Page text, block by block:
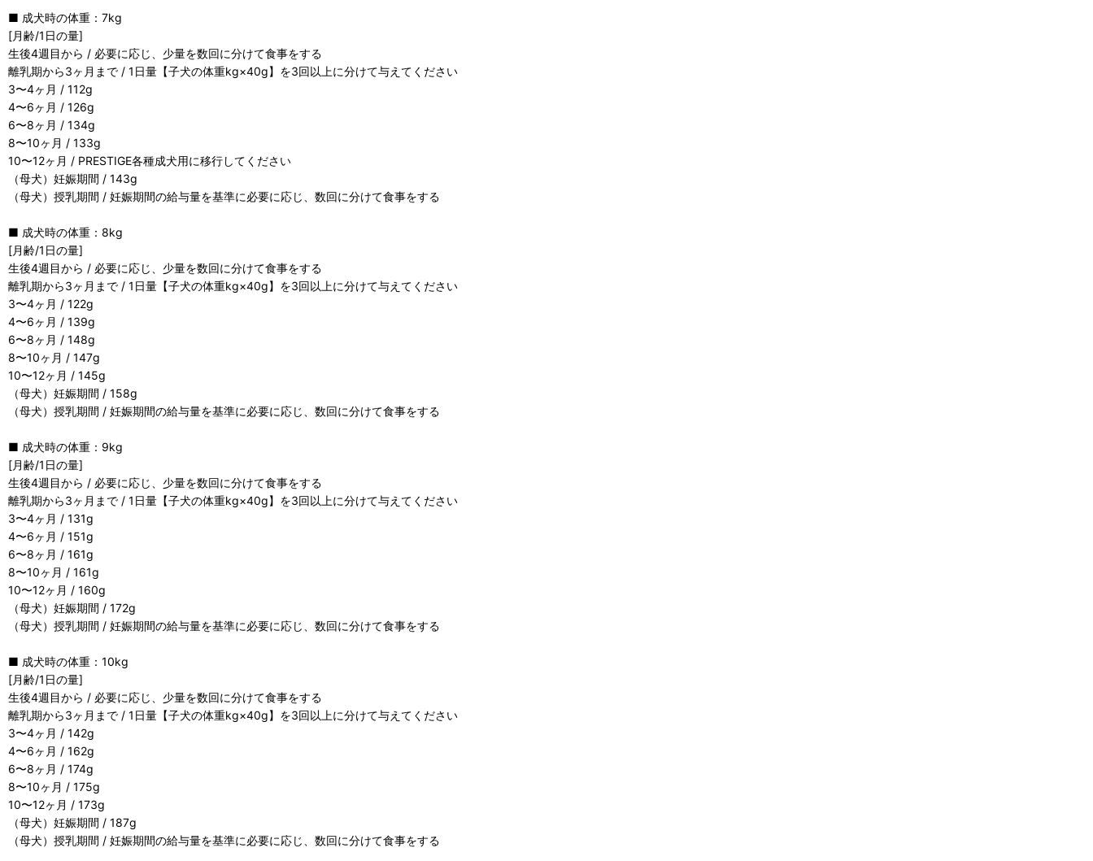
■ 成犬時の体重：7kg
[月齢/1日の量]
生後4週目から / 必要に応じ、少量を数回に分けて食事をする
離乳期から3ヶ月まで / 1日量【子犬の体重kg×40g】を3回以上に分けて与えてください
3〜4ヶ月 / 112g
4〜6ヶ月 / 126g
6〜8ヶ月 / 134g
8〜10ヶ月 / 133g
10〜12ヶ月 / PRESTIGE各種成犬用に移行してください
（母犬）妊娠期間 / 143g
（母犬）授乳期間 / 妊娠期間の給与量を基準に必要に応じ、数回に分けて食事をする
■ 成犬時の体重：8kg
[月齢/1日の量]
生後4週目から / 必要に応じ、少量を数回に分けて食事をする
離乳期から3ヶ月まで / 1日量【子犬の体重kg×40g】を3回以上に分けて与えてください
3〜4ヶ月 / 122g
4〜6ヶ月 / 139g
6〜8ヶ月 / 148g
8〜10ヶ月 / 147g
10〜12ヶ月 / 145g
（母犬）妊娠期間 / 158g
（母犬）授乳期間 / 妊娠期間の給与量を基準に必要に応じ、数回に分けて食事をする
■ 成犬時の体重：9kg
[月齢/1日の量]
生後4週目から / 必要に応じ、少量を数回に分けて食事をする
離乳期から3ヶ月まで / 1日量【子犬の体重kg×40g】を3回以上に分けて与えてください
3〜4ヶ月 / 131g
4〜6ヶ月 / 151g
6〜8ヶ月 / 161g
8〜10ヶ月 / 161g
10〜12ヶ月 / 160g
（母犬）妊娠期間 / 172g
（母犬）授乳期間 / 妊娠期間の給与量を基準に必要に応じ、数回に分けて食事をする
■ 成犬時の体重：10kg
[月齢/1日の量]
生後4週目から / 必要に応じ、少量を数回に分けて食事をする
離乳期から3ヶ月まで / 1日量【子犬の体重kg×40g】を3回以上に分けて与えてください
3〜4ヶ月 / 142g
4〜6ヶ月 / 162g
6〜8ヶ月 / 174g
8〜10ヶ月 / 175g
10〜12ヶ月 / 173g
（母犬）妊娠期間 / 187g
（母犬）授乳期間 / 妊娠期間の給与量を基準に必要に応じ、数回に分けて食事をする